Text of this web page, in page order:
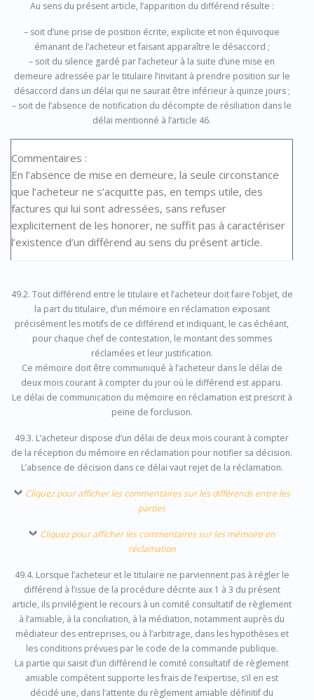
Au sens du présent article, l’apparition du différend résulte :
– soit d’une prise de position écrite, explicite et non équivoque
émanant de l’acheteur et faisant apparaître le désaccord ;
– soit du silence gardé par l’acheteur à la suite d’une mise en
demeure adressée par le titulaire l’invitant à prendre position sur le
désaccord dans un délai qui ne saurait être inférieur à quinze jours ;
– soit de l’absence de notification du décompte de résiliation dans le
délai mentionné à l’article 46.
Commentaires :
En l’absence de mise en demeure, la seule circonstance
que l’acheteur ne s’acquitte pas, en temps utile, des
factures qui lui sont adressées, sans refuser
explicitement de les honorer, ne suffit pas à caractériser
l’existence d’un différend au sens du présent article.
49.2. Tout différend entre le titulaire et l’acheteur doit faire l’objet, de
la part du titulaire, d’un mémoire en réclamation exposant
précisément les motifs de ce différend et indiquant, le cas échéant,
pour chaque chef de contestation, le montant des sommes
réclamées et leur justification.
Ce mémoire doit être communiqué à l’acheteur dans le délai de
deux mois courant à compter du jour où le différend est apparu.
Le délai de communication du mémoire en réclamation est prescrit à
peine de forclusion.
49.3. L’acheteur dispose d’un délai de deux mois courant à compter
de la réception du mémoire en réclamation pour notifier sa décision.
L’absence de décision dans ce délai vaut rejet de la réclamation.
Cliquez pour afficher les commentaires sur les différends entre les
parties
Cliquez pour afficher les commentaires sur les mémoire en
réclamation
49.4. Lorsque l’acheteur et le titulaire ne parviennent pas à régler le
différend à l’issue de la procédure décrite aux 1 à 3 du présent
article, ils privilégient le recours à un comité consultatif de règlement
à l’amiable, à la conciliation, à la médiation, notamment auprès du
médiateur des entreprises, ou à l’arbitrage, dans les hypothèses et
les conditions prévues par le code de la commande publique.
La partie qui saisit d’un différend le comité consultatif de règlement
amiable compétent supporte les frais de l’expertise, s’il en est
décidé une, dans l’attente du règlement amiable définitif du